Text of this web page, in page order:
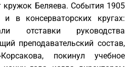
кружок Беляева. События 1905
в консерваторских кругах:
отставки руководства
преподавательский состав,
покинул учебное